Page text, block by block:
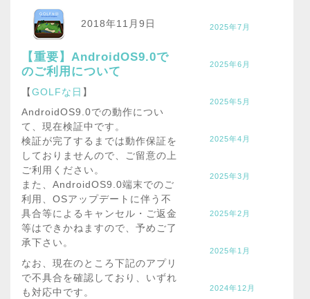
2018年11月9日
【重要】AndroidOS9.0で
のご利用について
【GOLFな日 】
AndroidOS9.0での動作につい
て、現在検証中です。
検証が完了するまでは動作保証を
しておりませんので、ご留意の上
ご利用ください。
また、AndroidOS9.0端末でのご
利用、OSアップデートに伴う不
具合等によるキャンセル・ご返金
等はできかねますので、予めご了
承下さい。
なお、現在のところ下記のアプリ
で不具合を確認しており、いずれ
も対応中です。
2025年7月
2025年6月
2025年5月
2025年4月
2025年3月
2025年2月
2025年1月
2024年12月